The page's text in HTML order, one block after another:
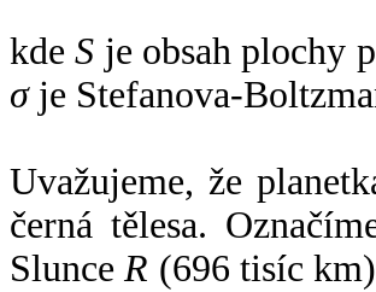
kdeS je obsah plochy
σje Stefanova-
Uvažujeme, že
černá tělesa.
SlunceR (696 tisíc